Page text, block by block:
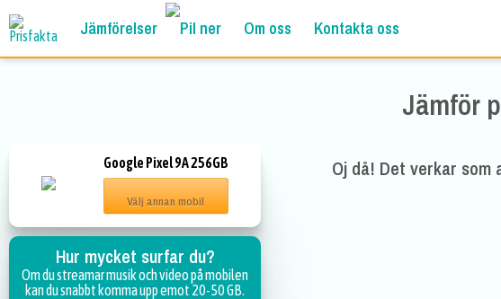
Jämförelser Om oss Kontakta oss
Jämför
Google Pixel 9A 256GB
Välj annan mobil
Hur mycket surfar du?
Om du streamar musik och video på mobilen
kan du snabbt komma upp emot 20-50 GB.
Oj då! Det verkar som